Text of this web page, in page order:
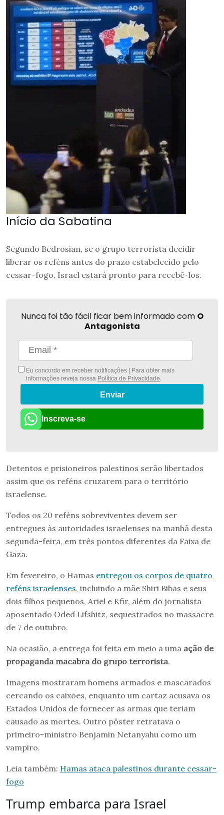
Início da Sabatina
Segundo Bedrosian, se o grupo terrorista decidir
liberar os reféns antes do prazo estabelecido pelo
cessar-fogo, Israel estará pronto para recebê-los.
Nunca foi tão fácil ficar bem informado com O
Antagonista
Eu concordo em receber notificações | Para obter mais
informações reveja nossa Política de Privacidade.
Enviar
Inscreva-se
Detentos e prisioneiros palestinos serão libertados
assim que os reféns cruzarem para o território
israelense.
Todos os 20 reféns sobreviventes devem ser
entregues às autoridades israelenses na manhã desta
segunda-feira, em três pontos diferentes da Faixa de
Gaza.
Em fevereiro, o Hamas entregou os corpos de quatro
reféns israelenses, incluindo a mãe Shiri Bibas e seus
dois filhos pequenos, Ariel e Kfir, além do jornalista
aposentado Oded Lifshitz, sequestrados no massacre
de 7 de outubro.
Na ocasião, a entrega foi feita em meio a uma ação de
propaganda macabra do grupo terrorista.
Imagens mostraram homens armados e mascarados
cercando os caixões, enquanto um cartaz acusava os
Estados Unidos de fornecer as armas que teriam
causado as mortes. Outro pôster retratava o
primeiro-ministro Benjamin Netanyahu como um
vampiro.
Leia também: Hamas ataca palestinos durante cessar-
fogo
Trump embarca para Israel